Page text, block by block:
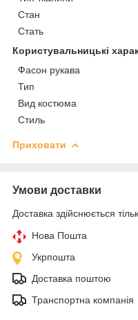
Стан
Стать
Користувальницькі
Фасон рукава
Тип
Вид костюма
Стиль
Приховати
Умови доставки
Доставка здійснюється
Нова Пошта
Укрпошта
Доставка поштою
Транспортна компанія